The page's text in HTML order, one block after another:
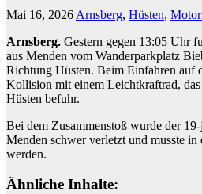
Mai 16, 2026 Arnsberg, Hüsten,
Arnsberg. Gestern gegen 13:05 Uhr
aus Menden vom Wanderparkplatz
Richtung Hüsten. Beim Einfahren auf
Kollision mit einem Leichtkraftrad,
Hüsten befuhr.
Bei dem Zusammenstoß wurde der
Menden schwer verletzt und musste
werden.
Ähnliche Inhalte: